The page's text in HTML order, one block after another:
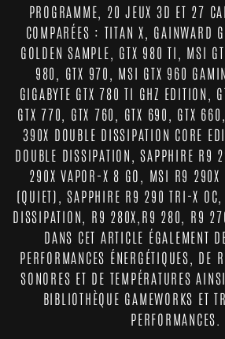
PROGRAMME, 20 JEUX 3D ET 27
COMPARÉES : TITAN X, GAINWARD
GOLDEN SAMPLE, GTX 980 TI, MSI
980, GTX 970, MSI GTX 960
GIGABYTE GTX 780 TI GHZ EDITION,
GTX 770, GTX 760, GTX 690, GTX
390X DOUBLE DISSIPATION CORE
DOUBLE DISSIPATION, SAPPHIRE R9
290X VAPOR-X 8 GO, MSI R9 290X
(QUIET), SAPPHIRE R9 290 TRI-X
DISSIPATION, R9 280X,R9 280, R9
DANS CET ARTICLE ÉGALEMENT
PERFORMANCES ÉNERGÉTIQUES, DE
SONORES ET DE TEMPÉRATURES
BIBLIOTHÈQUE GAMEWORKS ET
PERFORMANCES.